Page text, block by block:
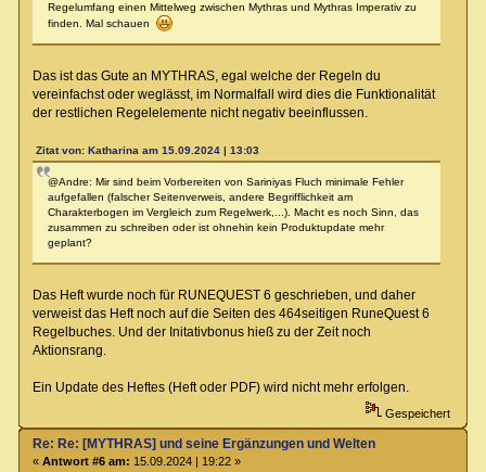
Regelumfang einen Mittelweg zwischen Mythras und Mythras Imperativ zu
finden. Mal schauen
Das ist das Gute an MYTHRAS, egal welche der Regeln du
vereinfachst oder weglässt, im Normalfall wird dies die Funktionalität
der restlichen Regelelemente nicht negativ beeinflussen.
Zitat von: Katharina am 15.09.2024 | 13:03
@Andre: Mir sind beim Vorbereiten von Sariniyas Fluch minimale Fehler
aufgefallen (falscher Seitenverweis, andere Begrifflichkeit am
Charakterbogen im Vergleich zum Regelwerk,...). Macht es noch Sinn, das
zusammen zu schreiben oder ist ohnehin kein Produktupdate mehr
geplant?
Das Heft wurde noch für RUNEQUEST 6 geschrieben, und daher
verweist das Heft noch auf die Seiten des 464seitigen RuneQuest 6
Regelbuches. Und der Initativbonus hieß zu der Zeit noch
Aktionsrang.
Ein Update des Heftes (Heft oder PDF) wird nicht mehr erfolgen.
Gespeichert
Re: Re: [MYTHRAS] und seine Ergänzungen und Welten
« Antwort #6 am: 15.09.2024 | 19:22 »